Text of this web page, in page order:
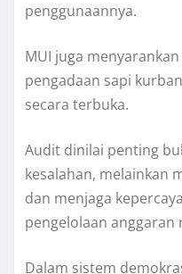
penggunaannya.
MUI juga
pengadaan sapi
secara terbuka.
Audit dinilai penting
kesalahan, melainkan
dan menjaga
pengelolaan anggaran
Dalam sistem